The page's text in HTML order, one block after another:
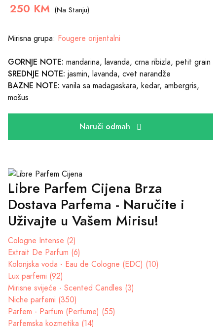
250 KM (Na Stanju)
Mirisna grupa: Fougere orijentalni
GORNJE NOTE: mandarina, lavanda, crna ribizla, petit grain
SREDNJE NOTE: jasmin, lavanda, cvet narandže
BAZNE NOTE: vanila sa madagaskara, kedar, ambergris,
mošus
Naruči odmah
Libre Parfem Cijena Brza
Dostava Parfema - Naručite i
Uživajte u Vašem Mirisu!
Cologne Intense (2)
Extrait De Parfum (6)
Kolonjska voda - Eau de Cologne (EDC) (10)
Lux parfemi (92)
Mirisne svijeće - Scented Candles (3)
Niche parfemi (350)
Parfem - Parfum (Perfume) (55)
Parfemska kozmetika (14)